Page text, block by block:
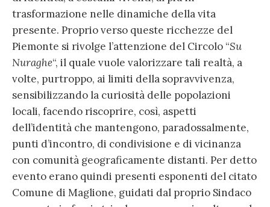
trasformazione nelle dinamiche della vita
presente. Proprio verso queste ricchezze del
Piemonte si rivolge l’attenzione del Circolo “Su
Nuraghe“, il quale vuole valorizzare tali realtà, a
volte, purtroppo, ai limiti della sopravvivenza,
sensibilizzando la curiosità delle popolazioni
locali, facendo riscoprire, così, aspetti
dell’identità che mantengono, paradossalmente,
punti d’incontro, di condivisione e di vicinanza
con comunità geograficamente distanti. Per detto
evento erano quindi presenti esponenti del citato
Comune di Maglione, guidati dal proprio Sindaco